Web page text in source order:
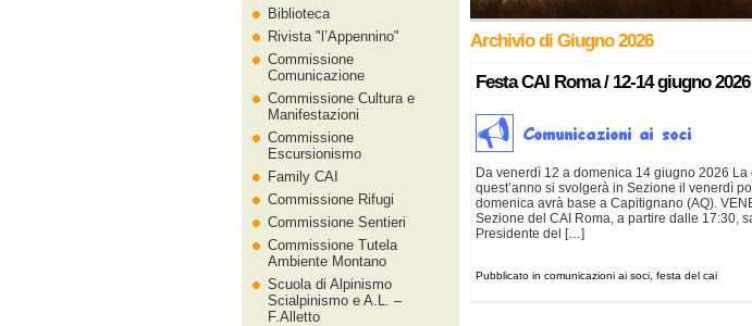
Archivio di Giugno 2026
Festa CAI Roma / 12-14 giugno 2026
Da venerdì 12 a domenica 14 giugno 2026
quest’anno si svolgerà in Sezione il venerdì
domenica avrà base a Capitignano (AQ).
Sezione del CAI Roma, a partire dalle 17:30,
Presidente del […]
Pubblicato in comunicazioni ai soci, festa del cai
Biblioteca
Rivista
l’Appennino
Commissione
Comunicazione
Commissione Cultura e
Manifestazioni
Commissione
Escursionismo
Family CAI
Commissione Rifugi
Commissione Sentieri
Commissione Tutela
Ambiente Montano
Scuola di Alpinismo
Scialpinismo e A.L. –
F.Alletto